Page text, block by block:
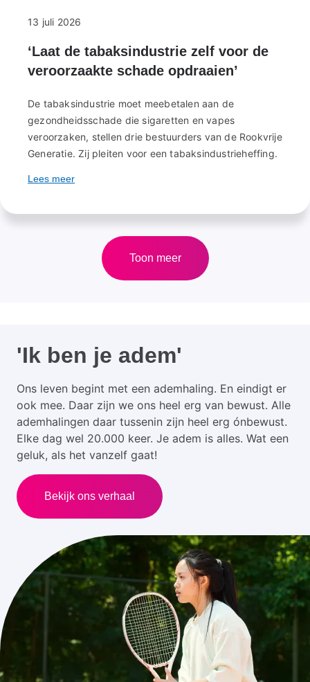
13 juli 2026
‘Laat de tabaksindustrie zelf voor de
veroorzaakte schade opdraaien’
De tabaksindustrie moet meebetalen aan de
gezondheidsschade die sigaretten en vapes
veroorzaken, stellen drie bestuurders van de Rookvrije
Generatie. Zij pleiten voor een tabaksindustrieheffing.
Lees meer
veroorzaakte
Toon meer
'Ik ben je adem'
Ons leven begint met een ademhaling. En eindigt er
ook mee. Daar zijn we ons heel erg van bewust. Alle
ademhalingen daar tussenin zijn heel erg ónbewust.
Elke dag wel 20.000 keer. Je adem is alles. Wat een
geluk, als het vanzelf gaat!
Bekijk ons verhaal